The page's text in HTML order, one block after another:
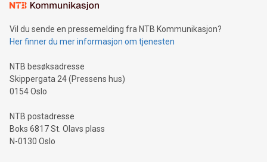
Vil du sende en pressemelding fra NTB Kommunikasjon?
Her finner du mer informasjon om tjenesten
NTB besøksadresse
Skippergata 24 (Pressens hus)
0154 Oslo
NTB postadresse
Boks 6817 St. Olavs plass
N-0130 Oslo